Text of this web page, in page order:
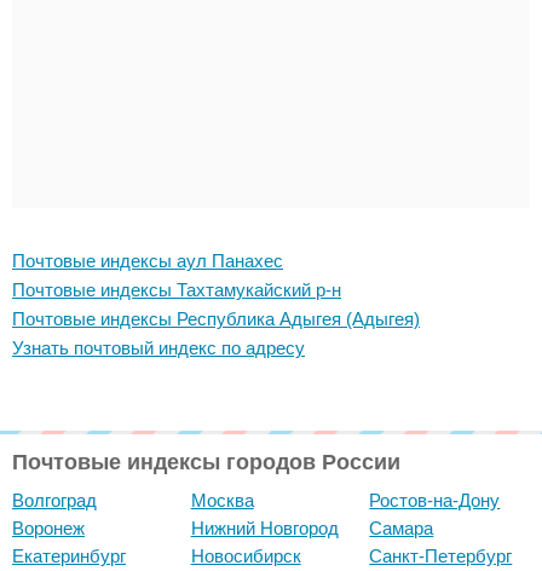
Почтовые индексы аул Панахес
Почтовые индексы Тахтамукайский р-н
Почтовые индексы Республика Адыгея (Адыгея)
Узнать почтовый индекс по адресу
Почтовые индексы городов России
Волгоград
Воронеж
Екатеринбург
Москва
Нижний Новгород
Новосибирск
Ростов-на-Дону
Самара
Санкт-Петербург